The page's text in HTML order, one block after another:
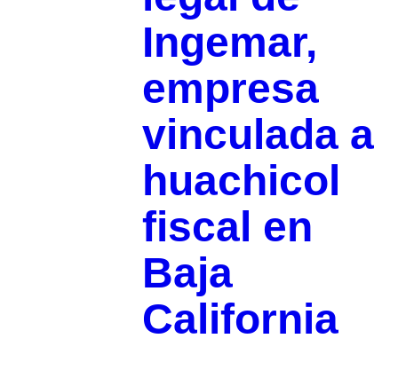
Ingemar,
empresa
vinculada a
huachicol
fiscal en
Baja
California